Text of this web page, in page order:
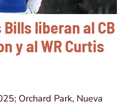
liberan al CB
y al WR Curtis
Orchard Park, Nueva